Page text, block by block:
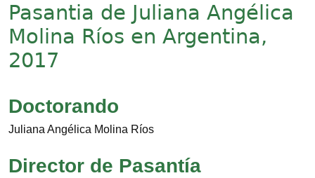
Pasantia de Juliana Angélica
Molina Ríos en Argentina,
2017
Doctorando
Juliana Angélica Molina Ríos
Director de Pasantía